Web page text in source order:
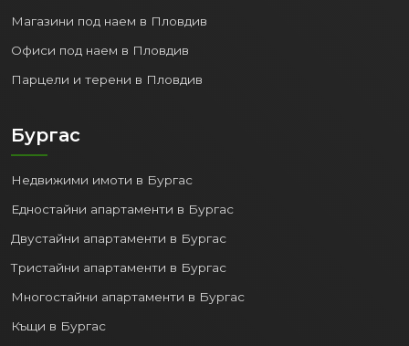
Магазини под наем в Пловдив
Офиси под наем в Пловдив
Парцели и терени в Пловдив
Бургас
Недвижими имоти в Бургас
Едностайни апартаменти в Бургас
Двустайни апартаменти в Бургас
Тристайни апартаменти в Бургас
Многостайни апартаменти в Бургас
Къщи в Бургас